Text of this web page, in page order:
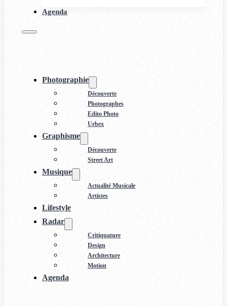
Agenda
Photographie
Découverte
Photographes
Edito Photo
Urbex
Graphisme
Découverte
Street Art
Musique
Actualité Musicale
Artistes
Lifestyle
Radar
Critiquature
Design
Architecture
Motion
Agenda